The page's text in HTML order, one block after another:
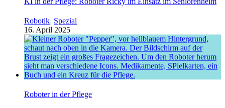
Robotik, Spezial
16. April 2025
Roboter in der Pflege